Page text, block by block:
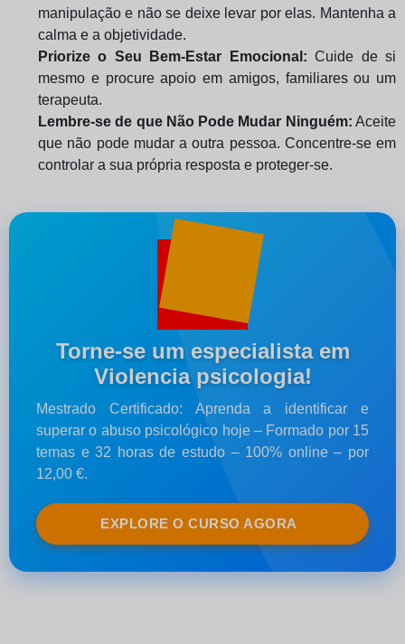
manipulação e não se deixe levar por elas. Mantenha a
calma e a objetividade.
Priorize o Seu Bem-Estar Emocional: Cuide de si
mesmo e procure apoio em amigos, familiares ou um
terapeuta.
Lembre-se de que Não Pode Mudar Ninguém: Aceite
que não pode mudar a outra pessoa. Concentre-se em
controlar a sua própria resposta e proteger-se.
Torne-se um especialista em
Violencia psicologia!
Mestrado Certificado: Aprenda a identificar e
superar o abuso psicológico hoje – Formado por 15
temas e 32 horas de estudo – 100% online – por
12,00 €.
EXPLORE O CURSO AGORA